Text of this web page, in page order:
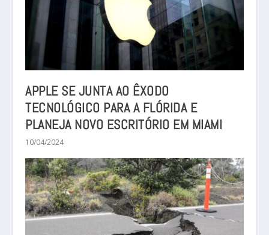
APPLE SE JUNTA AO ÊXODO
TECNOLÓGICO PARA A FLÓRIDA E
PLANEJA NOVO ESCRITÓRIO EM MIAMI
10/04/2024